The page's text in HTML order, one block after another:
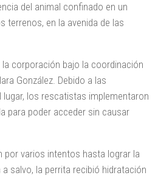
del animal confinado en un
terrenos, en la avenida de las
corporación bajo la coordinación
González. Debido a las
los rescatistas implementaron
para poder acceder sin causar
por varios intentos hasta lograr la
salvo, la perrita recibió hidratación